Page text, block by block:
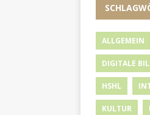
ALLGEMEIN
DIGITALE
HSHL
KULTUR